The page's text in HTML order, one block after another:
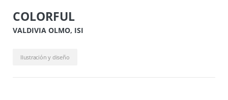
COLORFUL
VALDIVIA OLMO, ISI
Ilustración y diseño